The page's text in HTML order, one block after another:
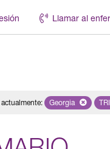
Llamar al
: Remove
Georgia